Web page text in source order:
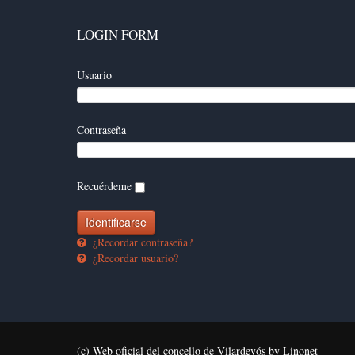
LOGIN FORM
Usuario
Contraseña
Recuérdeme
¿Recordar contraseña?
¿Recordar usuario?
(c) Web oficial del concello de Vilardevós by Linonet